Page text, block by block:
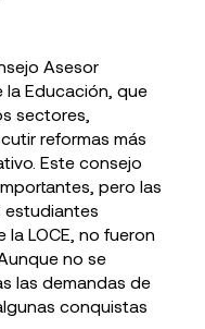
Asesor
la Educación, que
sectores,
reformas más
Este consejo
pero las
estudiantes
LOCE, no fueron
no se
las demandas de
conquistas